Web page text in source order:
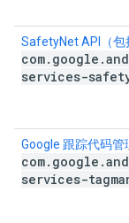
SafetyNet API（包
com. google .
services-
Google 跟踪代码管
com. google .
services-